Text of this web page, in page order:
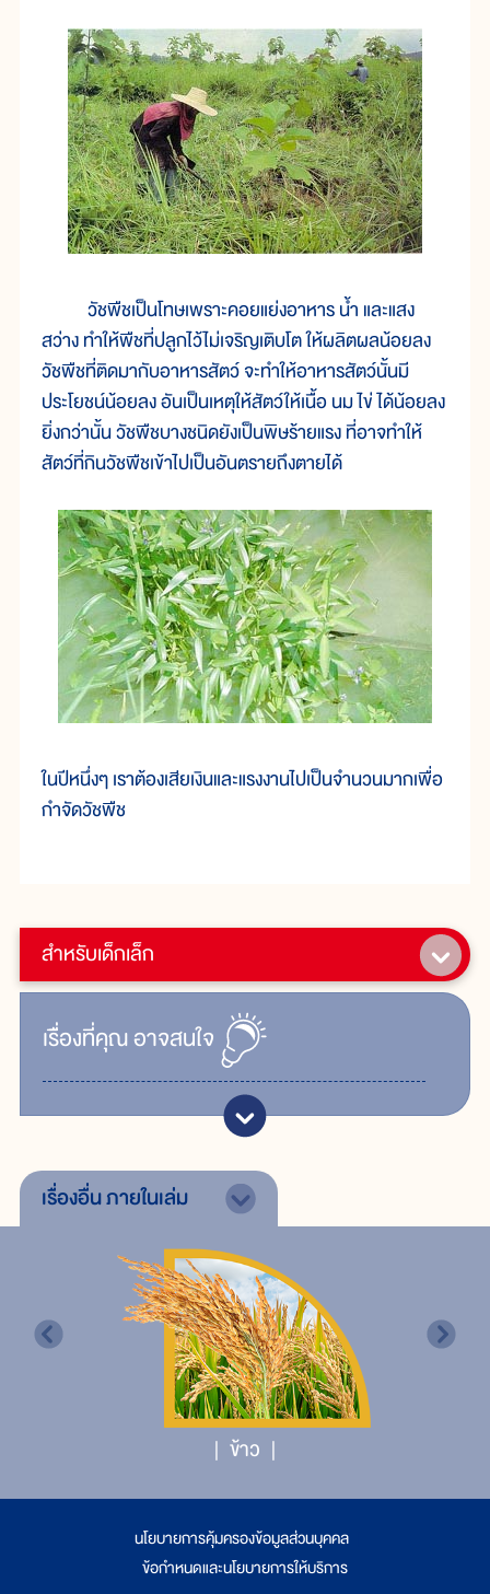
สำหรับเด็กเล็ก
เรื่ิองที่คุณอาจสนใจ
วัชพืชเป็นโทษเพราะคอยแย่งอาหาร น้ำ และแสง
สว่าง ทำให้พืชที่ปลูกไว้ไม่เจริญเติบโต ให้ผลิตผลน้อยลง
วัชพืชที่ติดมากับอาหารสัตว์ จะทำให้อาหารสัตว์นั้นมี
ประโยชน์น้อยลง อันเป็นเหตุให้สัตว์ให้เนื้อ นม ไข่ ได้น้อยลง
ยิ่งกว่านั้น วัชพืชบางชนิดยังเป็นพิษร้ายแรง ที่อาจทำให้
สัตว์ที่กินวัชพืชเข้าไปเป็นอันตรายถึงตายได้
ในปีหนึ่งๆ เราต้องเสียเงินและแรงงานไปเป็นจำนวนมากเพื่อ
กำจัดวัชพืช
เรื่องอื่นภายในเล่ม
ข้าว
นโยบายการคุ้มครองข้อมูลส่วนบุคคล
ข้อกำหนดและนโยบายการให้บริการ